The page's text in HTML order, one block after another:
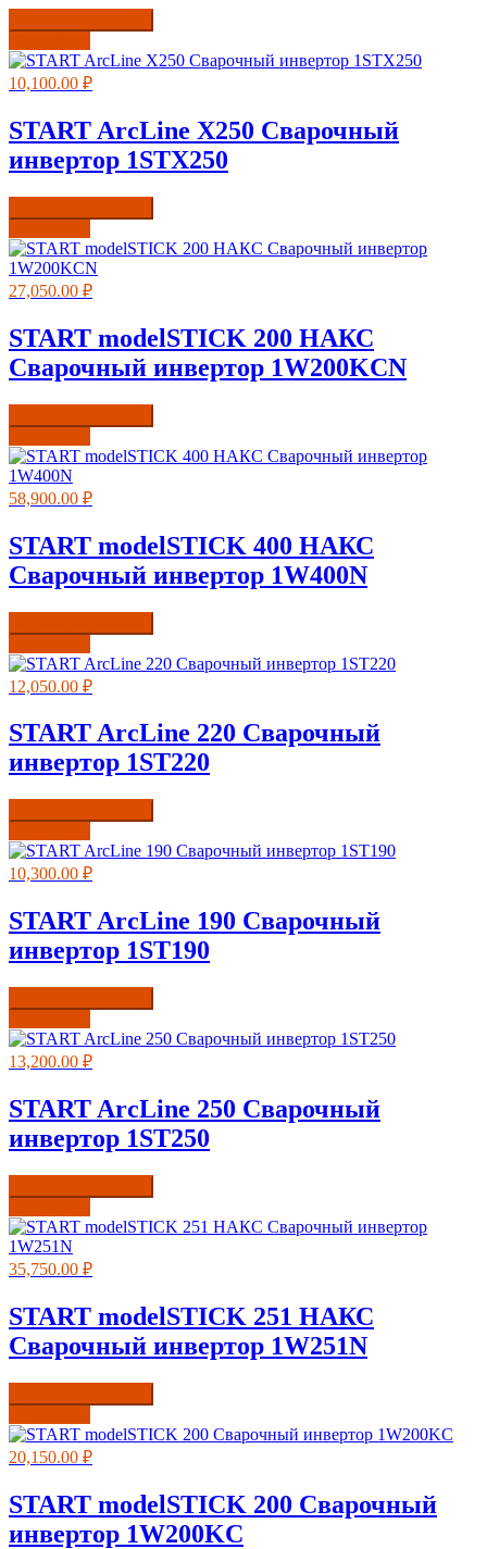
10,100.00 ₽
START ArcLine Х250 Сварочный
инвертор 1STХ250
27,050.00 ₽
START modelSTICK 200 НАКС
Сварочный инвертор 1W200KCN
58,900.00 ₽
START modelSTICK 400 НАКС
Сварочный инвертор 1W400N
12,050.00 ₽
START ArcLine 220 Сварочный
инвертор 1ST220
10,300.00 ₽
START ArcLine 190 Сварочный
инвертор 1ST190
13,200.00 ₽
START ArcLine 250 Сварочный
инвертор 1ST250
35,750.00 ₽
START modelSTICK 251 НАКС
Сварочный инвертор 1W251N
20,150.00 ₽
START modelSTICK 200 Сварочный
инвертор 1W200KC